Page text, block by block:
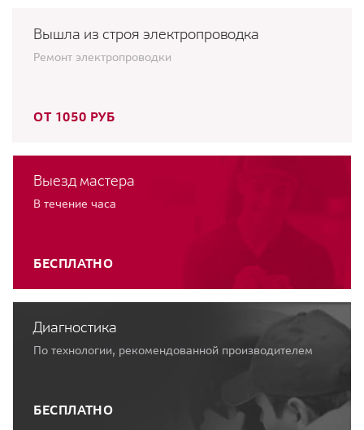
Вышла из строя электропроводка
Ремонт электропроводки
ОТ 1050 РУБ
Выезд мастера
В течение часа
БЕСПЛАТНО
Диагностика
По технологии, рекомендованной производителем
БЕСПЛАТНО